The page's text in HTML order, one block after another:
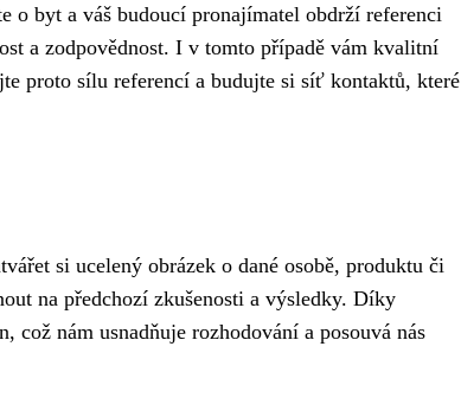
o byt a váš budoucí pronajímatel obdrží referenci
a zodpovědnost. I v tomto případě vám kvalitní
proto sílu referencí a budujte si síť kontaktů, které
si ucelený obrázek o dané osobě, produktu či
na předchozí zkušenosti a výsledky. Díky
což nám usnadňuje rozhodování a posouvá nás